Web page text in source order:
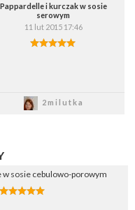
Pappardelle i kurczak w sosie
serowym
11 lut 2015 17:46
2milutka
Zapisz
w sosie cebulowo-porowym